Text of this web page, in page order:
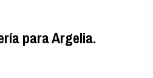
para Argelia.